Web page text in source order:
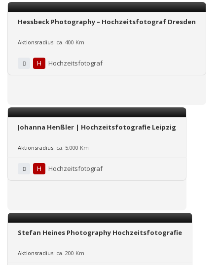
Hessbeck Photography – Hochzeitsfotograf Dresden
Aktionsradius: ca. 400 Km
H Hochzeitsfotograf
Johanna Henßler | Hochzeitsfotografie Leipzig
Aktionsradius: ca. 5,000 Km
H Hochzeitsfotograf
Stefan Heines Photography Hochzeitsfotografie
Aktionsradius: ca. 200 Km